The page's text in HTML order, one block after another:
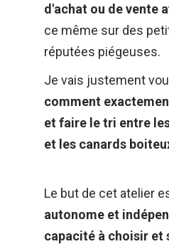
d'achat ou de vente
ce même sur des
réputées piégeuses.
comment
et faire le tri entre
et les canards
Le but de cet atelier
autonome et
capacité à choisir et